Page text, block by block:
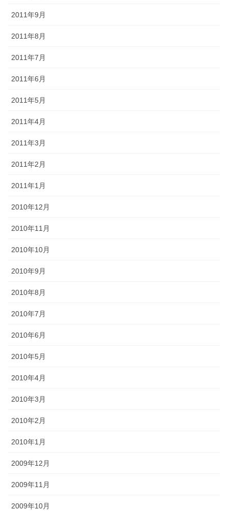
2011年9月
2011年8月
2011年7月
2011年6月
2011年5月
2011年4月
2011年3月
2011年2月
2011年1月
2010年12月
2010年11月
2010年10月
2010年9月
2010年8月
2010年7月
2010年6月
2010年5月
2010年4月
2010年3月
2010年2月
2010年1月
2009年12月
2009年11月
2009年10月